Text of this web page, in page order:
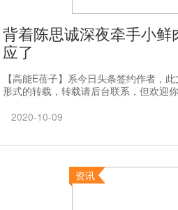
背着陈思诚深夜牵手小鲜
应了
【高能E蓓子】系今日头条签约作者，
形式的转载，转载请后台联系，但欢迎
2020-10-09
资讯